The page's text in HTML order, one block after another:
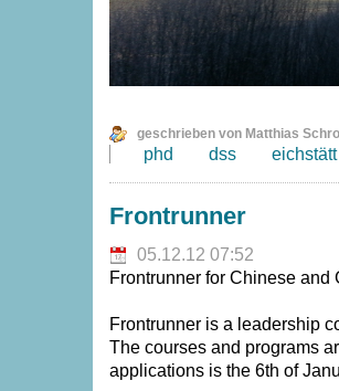
geschrieben von Matthias
phd dss eichstätt
Frontrunner
05.12.12 07:52
Frontrunner for Chinese and
Frontrunner is a leadership
The courses and programs
applications is the 6th of